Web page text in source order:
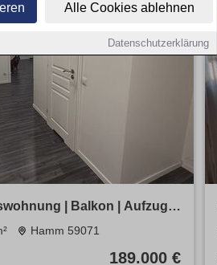
Alle Cookies ablehnen
Datenschutzerklärung
| Balkon | Aufzug |
Hamm 59071
189.000 €